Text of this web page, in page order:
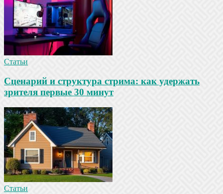
Статьи
Сценарий и структура стрима: как удержать
зрителя первые 30 минут
Статьи